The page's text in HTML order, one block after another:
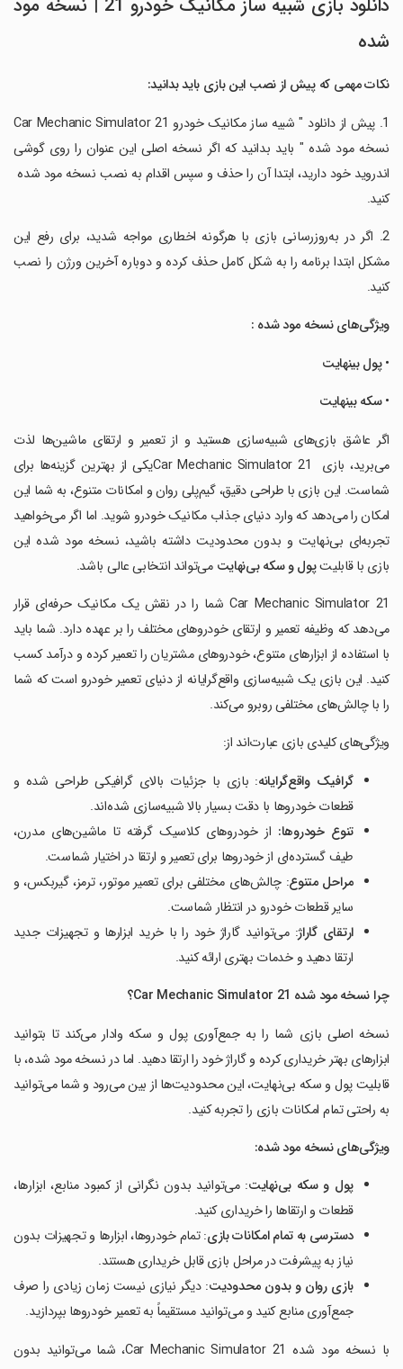
دانلود بازی شبیه ساز مکانیک خودرو 21 | نسخه مود
شده
نکات مهمی که پیش از نصب این بازی باید بدانید:
1. پیش از دانلود " شبیه ساز مکانیک خودرو Car Mechanic Simulator 21
نسخه مود شده " باید بدانید که اگر نسخه اصلی این عنوان را روی گوشی
اندروید خود دارید، ابتدا آن را حذف و سپس اقدام به نصب نسخه مود شده
کنید.
2. اگر در به‌روزرسانی بازی با هرگونه اخطاری مواجه شدید، برای رفع این
مشکل ابتدا برنامه را به شکل کامل حذف کرده و دوباره آخرین ورژن را نصب
کنید.
ویژگی‌های نسخه مود شده :
•پول بینهایت
•سکه بینهایت
اگر عاشق بازی‌های شبیه‌سازی هستید و از تعمیر و ارتقای ماشین‌ها لذت
می‌برید، بازی Car Mechanic Simulator 21یکی از بهترین گزینه‌ها برای
شماست. این بازی با طراحی دقیق، گیم‌پلی روان و امکانات متنوع، به شما این
امکان را می‌دهد که وارد دنیای جذاب مکانیک خودرو شوید. اما اگر می‌خواهید
تجربه‌ای بی‌نهایت و بدون محدودیت داشته باشید، نسخه مود شده این
بازی با قابلیتپول و سکه بی‌نهایت می‌تواند انتخابی عالی باشد.
Car Mechanic Simulator 21 شما را در نقش یک مکانیک حرفه‌ای قرار
می‌دهد که وظیفه تعمیر و ارتقای خودروهای مختلف را بر عهده دارد. شما باید
با استفاده از ابزارهای متنوع، خودروهای مشتریان را تعمیر کرده و درآمد کسب
کنید. این بازی یک شبیه‌سازی واقع‌گرایانه از دنیای تعمیر خودرو است که شما
را با چالش‌های مختلفی روبرو می‌کند.
ویژگی‌های کلیدی بازی عبارت‌اند از:
گرافیک واقع‌گرایانه: بازی با جزئیات بالای گرافیکی طراحی شده و
قطعات خودروها با دقت بسیار بالا شبیه‌سازی شده‌اند.
تنوع خودروها: از خودروهای کلاسیک گرفته تا ماشین‌های مدرن،
طیف گسترده‌ای از خودروها برای تعمیر و ارتقا در اختیار شماست.
مراحل متنوع: چالش‌های مختلفی برای تعمیر موتور، ترمز، گیربکس، و
سایر قطعات خودرو در انتظار شماست.
ارتقای گاراژ: می‌توانید گاراژ خود را با خرید ابزارها و تجهیزات جدید
ارتقا دهید و خدمات بهتری ارائه کنید.
چرا نسخه مود شده Car Mechanic Simulator 21؟
نسخه اصلی بازی شما را به جمع‌آوری پول و سکه وادار می‌کند تا بتوانید
ابزارهای بهتر خریداری کرده و گاراژ خود را ارتقا دهید. اما در نسخه مود شده، با
قابلیت پول و سکه بی‌نهایت، این محدودیت‌ها از بین می‌رود و شما می‌توانید
به راحتی تمام امکانات بازی را تجربه کنید.
ویژگی‌های نسخه مود شده:
پول و سکه بی‌نهایت: می‌توانید بدون نگرانی از کمبود منابع، ابزارها،
قطعات و ارتقاها را خریداری کنید.
دسترسی به تمام امکانات بازی: تمام خودروها، ابزارها و تجهیزات بدون
نیاز به پیشرفت در مراحل بازی قابل خریداری هستند.
بازی روان و بدون محدودیت: دیگر نیازی نیست زمان زیادی را صرف
جمع‌آوری منابع کنید و می‌توانید مستقیماً به تعمیر خودروها بپردازید.
با نسخه مود شده Car Mechanic Simulator 21، شما می‌توانید بدون